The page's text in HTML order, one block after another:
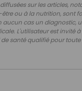
sur les articles,
ou à la nutrition, sont
aucun cas un diagnostic,
L'utilisateur est invité
santé qualifié pour